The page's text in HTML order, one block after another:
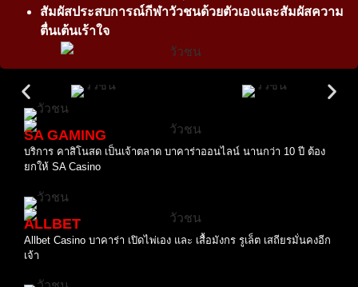
สัมผัสประสบการณ์กีฬาวัวชนด้วยตัวเองและสัมผัสความ
ตื่นเต้นเร้าใจ
SA GAMING
บริการ คาสิโนสด เป็นเจ้าตลาด บาคาร่าออนไลน์ นานกว่า 10 ปี ต้อง
ยกให้ SA Casino
ALLBET
Allbet Casino บาคาร่า เปิดไพ่เอง และ เสื้อมังกร รูเล็ต เสถียรมั่นคงอีก
เจ้า